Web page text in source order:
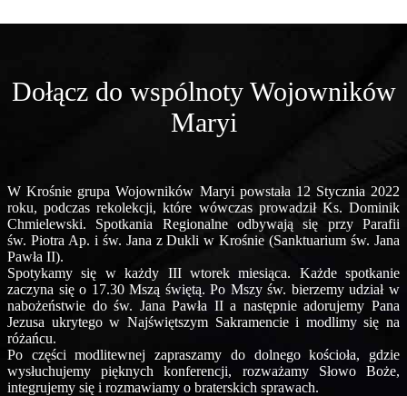
Dołącz do wspólnoty Wojowników
Maryi
W Krośnie grupa Wojowników Maryi powstała 12 Stycznia 2022
roku, podczas rekolekcji, które wówczas prowadził Ks. Dominik
Chmielewski. Spotkania Regionalne odbywają się przy Parafii
św. Piotra Ap. i św. Jana z Dukli w Krośnie (Sanktuarium św. Jana
Pawła II).
Spotykamy się w każdy III wtorek miesiąca. Każde spotkanie
zaczyna się o 17.30 Mszą świętą. Po Mszy św. bierzemy udział w
nabożeństwie do św. Jana Pawła II a następnie adorujemy Pana
Jezusa ukrytego w Najświętszym Sakramencie i modlimy się na
różańcu.
Po części modlitewnej zapraszamy do dolnego kościoła, gdzie
wysłuchujemy pięknych konferencji, rozważamy Słowo Boże,
integrujemy się i rozmawiamy o braterskich sprawach.